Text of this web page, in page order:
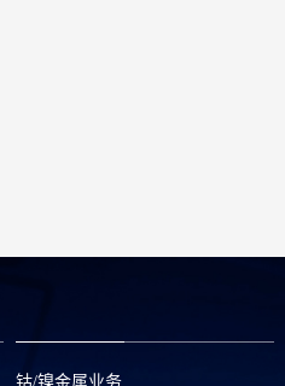
钴/镍金属业务